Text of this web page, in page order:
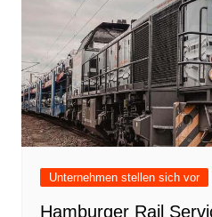
Unternehmen stellen sich vor
Hamburger Rail